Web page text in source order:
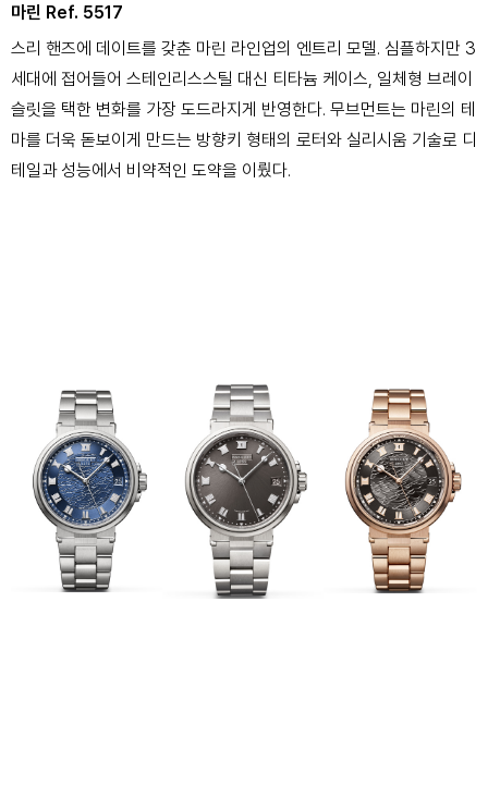
마린 Ref. 5517
스리 핸즈에 데이트를 갖춘 마린 라인업의 엔트리 모델. 심플하지만 3
세대에 접어들어 스테인리스스틸 대신 티타늄 케이스, 일체형 브레이
슬릿을 택한 변화를 가장 도드라지게 반영한다. 무브먼트는 마린의 테
마를 더욱 돋보이게 만드는 방향키 형태의 로터와 실리시움 기술로 디
테일과 성능에서 비약적인 도약을 이뤘다.